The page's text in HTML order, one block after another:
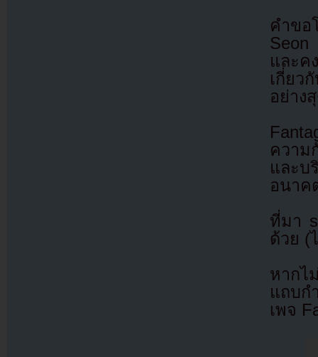
คำขอ
Seon
และค
เกี่ยว
อย่าง
ความ
และบ
อนาค
ที่มา
ด้วย (
หากไ
แถบก
เพจ